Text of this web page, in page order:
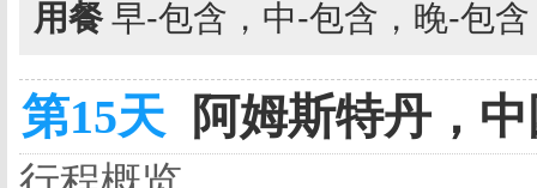
用餐 早-包含，中-包含，晚-包
第15天 阿姆斯特丹，